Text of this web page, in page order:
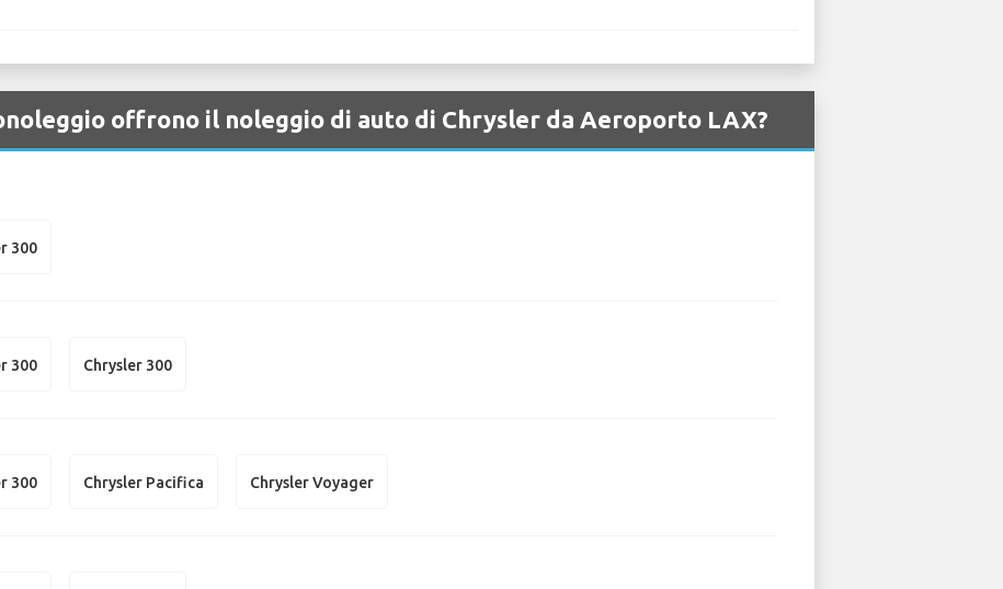
offrono il noleggio di auto di Chrysler da Aeroporto LAX?
300
300 Chrysler 300
300 Chrysler Pacifica Chrysler Voyager